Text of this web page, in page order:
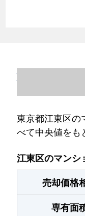
東京都江東区
東京都江東区の
べて中央値をも
江東区のマンシ
売却価格
専有面